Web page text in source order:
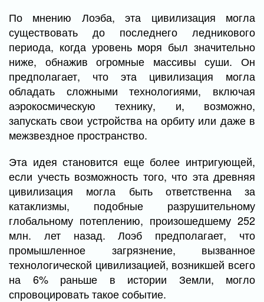
По мнению Лоэба, эта цивилизация могла
существовать до последнего ледникового
периода, когда уровень моря был значительно
ниже, обнажив огромные массивы суши. Он
предполагает, что эта цивилизация могла
обладать сложными технологиями, включая
аэрокосмическую технику, и, возможно,
запускать свои устройства на орбиту или даже в
межзвездное пространство.
Эта идея становится еще более интригующей,
если учесть возможность того, что эта древняя
цивилизация могла быть ответственна за
катаклизмы, подобные разрушительному
глобальному потеплению, произошедшему 252
млн. лет назад. Лоэб предполагает, что
промышленное загрязнение, вызванное
технологической цивилизацией, возникшей всего
на 6% раньше в истории Земли, могло
спровоцировать такое событие.